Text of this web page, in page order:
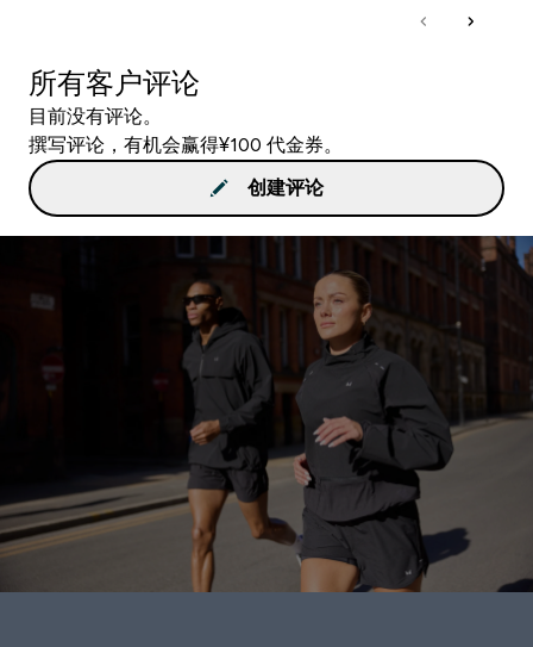
所有客户评论
目前没有评论。
撰写评论，有机会赢得¥100 代金券。
创建评论